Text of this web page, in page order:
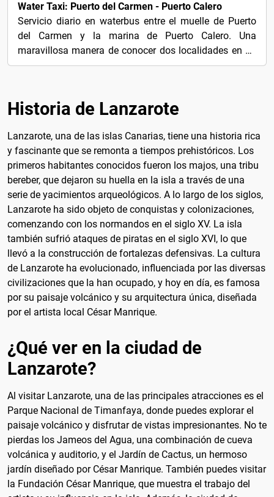
Water Taxi: Puerto del Carmen - Puerto Calero
Servicio diario en waterbus entre el muelle de Puerto
del Carmen y la marina de Puerto Calero. Una
maravillosa manera de conocer dos localidades en un
día.El...
Historia de Lanzarote
Lanzarote, una de las islas Canarias, tiene una historia rica
y fascinante que se remonta a tiempos prehistóricos. Los
primeros habitantes conocidos fueron los majos, una tribu
bereber, que dejaron su huella en la isla a través de una
serie de yacimientos arqueológicos. A lo largo de los siglos,
Lanzarote ha sido objeto de conquistas y colonizaciones,
comenzando con los normandos en el siglo XV. La isla
también sufrió ataques de piratas en el siglo XVI, lo que
llevó a la construcción de fortalezas defensivas. La cultura
de Lanzarote ha evolucionado, influenciada por las diversas
civilizaciones que la han ocupado, y hoy en día, es famosa
por su paisaje volcánico y su arquitectura única, diseñada
por el artista local César Manrique.
¿Qué ver en la ciudad de
Lanzarote?
Al visitar Lanzarote, una de las principales atracciones es el
Parque Nacional de Timanfaya, donde puedes explorar el
paisaje volcánico y disfrutar de vistas impresionantes. No te
pierdas los Jameos del Agua, una combinación de cueva
volcánica y auditorio, y el Jardín de Cactus, un hermoso
jardín diseñado por César Manrique. También puedes visitar
la Fundación César Manrique, que muestra el trabajo del